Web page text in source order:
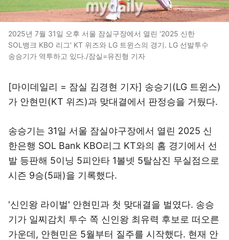
2025년 7월 31일 오후 서울 잠실구장에서 열린 '2025 신한
SOL뱅크 KBO 리그' KT 위즈와 LG 트윈스의 경기. LG 선발투수
송승기가 역투하고 있다./잠실=유진형 기자
[마이데일리 = 잠실 김경현 기자] 송승기(LG 트윈스)
가 안현민(KT 위즈)과 맞대결에서 판정승을 거뒀다.
송승기는 31일 서울 잠실야구장에서 열린 2025 신
한은행 SOL Bank KBO리그 KT와의 홈 경기에서 선
발 등판해 5이닝 5피안타 1볼넷 5탈삼진 무실점으로
시즌 9승(5패)을 기록했다.
'신인왕 라이벌' 안현민과 첫 맞대결을 벌였다. 송승
기가 일찌감치 투수 쪽 신인왕 최유력 후보로 떠오른
가운데, 안현민은 5월부터 질주를 시작했다. 현재 안